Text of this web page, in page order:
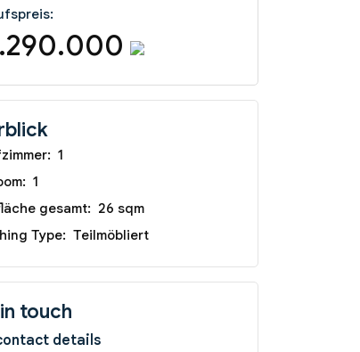
1
1
gesamt: 26 sqm
Type: Teilmöbliert
touch
details